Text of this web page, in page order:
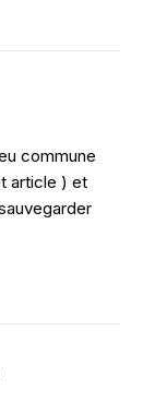
commune
article ) et